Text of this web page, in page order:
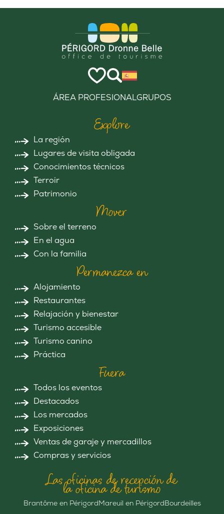
ÁREA PROFESIONALGRUPOS
Explore
La región
Lugares de visita obligada
Conocimientos técnicos
Terroir
Patrimonio
Mover
Sobre el terreno
En el agua
Con la familia
Permanezca en
Alojamiento
Restaurantes
Relajación y bienestar
Turismo accesible
Turismo canino
Práctica
Fuera
Todos los eventos
Destacados
Los mercados
Exposiciones
Ventas de garaje y mercadillos
Compras y servicios
Las oficinas de recepción de
la oficina de turismo
Brantôme en PérigordMareuil en PérigordBourdeilles